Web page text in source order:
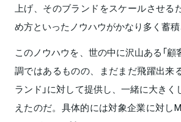
上げ、そのブランドをスケールさせる
め方といったノウハウがかなり多く蓄積
このノウハウを、世の中に沢山ある「
調ではあるものの、まだまだ飛躍出来
ランド」に対して提供し、一緒に大き
えたのだ。具体的には対象企業に対し